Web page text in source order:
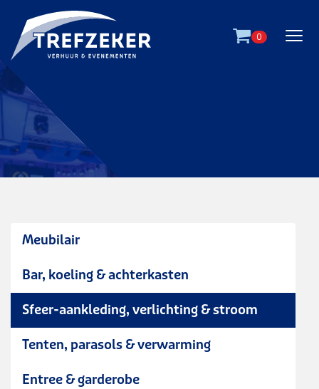
Ga direct naarde inhoud
0
tapijttegel 1 x 1 m - rood
Meubilair
Bar, koeling & achterkasten
Sfeer-aankleding, verlichting & stroom
Tenten, parasols & verwarming
Entree & garderobe